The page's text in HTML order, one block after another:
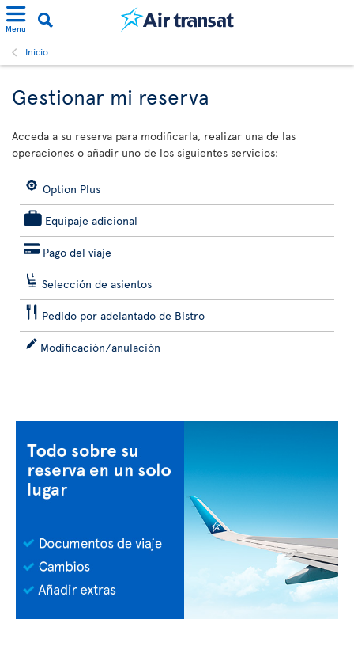
Menu
Inicio
Gestionar mi reserva
Acceda a su reserva para modificarla, realizar una de las
operaciones o añadir uno de los siguientes servicios:
Option Plus
Equipaje adicional
Pago del viaje
Selección de asientos
Pedido por adelantado de Bistro
Modificación/anulación